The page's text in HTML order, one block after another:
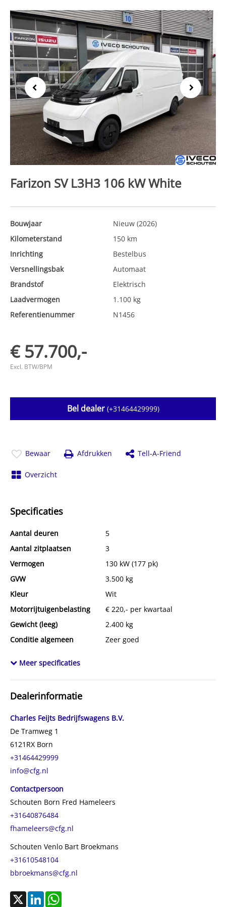
Previous Next
Farizon SV L3H3 106 kW White
Bouwjaar
Nieuw (2026)
Kilometerstand
150 km
Inrichting
Bestelbus
Versnellingsbak
Automaat
Brandstof
Elektrisch
Laadvermogen
1.100 kg
Referentienummer
N1456
€ 57.700,-
Excl. BTW/BPM
Bel dealer (+31464429999)
Bewaar Afdrukken Tell-A-Friend
Overzicht
Specificaties
Aantal deuren
5
Aantal zitplaatsen
3
Vermogen
130 kW (177 pk)
GVW
3.500 kg
Kleur
Wit
Motorrijtuigenbelasting
€ 220,- per kwartaal
Gewicht (leeg)
2.400 kg
Conditie algemeen
Zeer goed
Emissieklasse
CO₂-emissie
Constructiedatum
2026
BTW verrekenbaar
Meer specificaties
Dealerinformatie
Charles Feijts Bedrijfswagens B.V.
De Tramweg 1
6121RX Born
+31464429999
info@cfg.nl
Contactpersoon
Schouten Born Fred Hameleers
+31640876484
fhameleers@cfg.nl
Schouten Venlo Bart Broekmans
+31610548104
bbroekmans@cfg.nl
LinkedIn